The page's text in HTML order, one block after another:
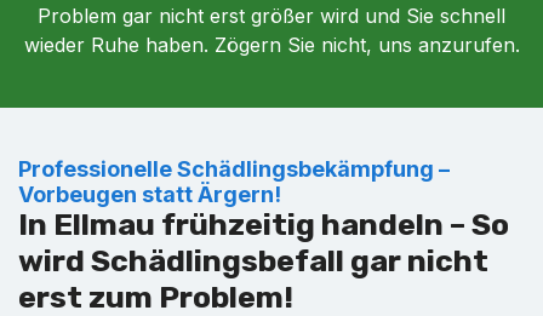
Problem gar nicht erst größer wird und Sie schnell
wieder Ruhe haben. Zögern Sie nicht, uns anzurufen.
Professionelle Schädlingsbekämpfung –
Vorbeugen statt Ärgern!
In Ellmau frühzeitig handeln – So
wird Schädlingsbefall gar nicht
erst zum Problem!